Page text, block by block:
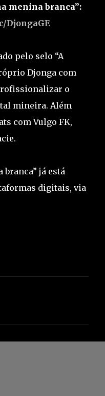
menina branca”:
DjongaGE
pelo selo “A
Djonga com
o
mineira. Além
com Vulgo FK,
branca” já está
digitais, via